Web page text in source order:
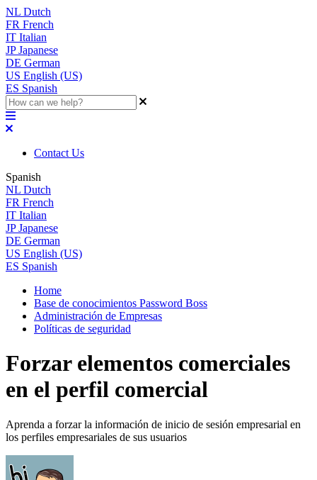
NL Dutch
FR French
IT Italian
JP Japanese
DE German
US English (US)
ES Spanish
Contact Us
Spanish
NL Dutch
FR French
IT Italian
JP Japanese
DE German
US English (US)
ES Spanish
Home
Base de conocimientos Password Boss
Administración de Empresas
Políticas de seguridad
Forzar elementos comerciales
en el perfil comercial
Aprenda a forzar la información de inicio de sesión empresarial en
los perfiles empresariales de sus usuarios